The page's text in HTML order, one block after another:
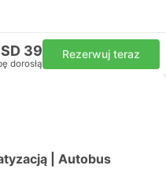
39
dorosłą
Rezerwuj teraz
| Autobus